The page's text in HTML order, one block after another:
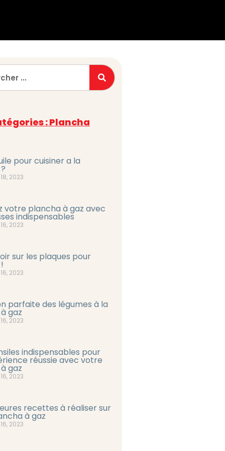
: Plancha
pour cuisiner a la
2023
votre plancha à gaz avec
indispensables
2023
sur les plaques pour
2023
parfaite des légumes à la
gaz
2023
indispensables pour
réussie avec votre
gaz
2023
recettes à réaliser sur
à gaz
2023